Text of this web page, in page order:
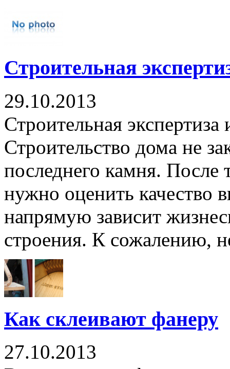
Строительная
29.10.2013
Строительная
Строительство дома не
последнего камня. После
нужно оценить качество
напрямую зависит
строения. К сожалению,
Как склеивают фанеру
27.10.2013